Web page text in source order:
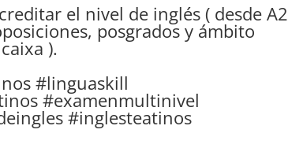
el nivel de inglés ( desde A2
posgrados y ámbito
).
#linguaskill
#examenmultinivel
#inglesteatinos